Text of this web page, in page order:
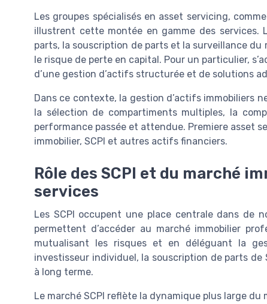
Les groupes spécialisés en asset servicing,
illustrent cette montée en gamme des services.
parts, la souscription de parts et la surveillance
le risque de perte en capital. Pour un particulier,
d’une gestion d’actifs structurée et de solutions
Dans ce contexte, la gestion d’actifs immobiliers
la sélection de compartiments multiples, la
performance passée et attendue. Premiere asset
immobilier, SCPI et autres actifs financiers.
Rôle des SCPI et du marché
services
Les SCPI occupent une place centrale dans de
permettent d’accéder au marché immobilier
mutualisant les risques et en déléguant la
investisseur individuel, la souscription de parts de
à long terme.
Le marché SCPI reflète la dynamique plus large